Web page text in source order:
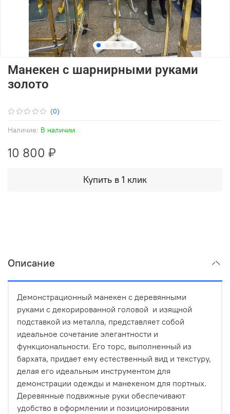
(0)
Наличие: В наличии
Манекен с шарнирными руками
золото
10 800 ₽
Купить в 1 клик
Описание
Демонстрационный манекен с деревянными
руками с декорированной головой и изящной
подставкой из металла, представляет собой
идеальное сочетание элегантности и
функциональности. Его торс, выполненный из
бархата, придает ему естественный вид и текстуру,
делая его идеальным инструментом для
демонстрации одежды и манекеном для портных.
Деревянные подвижные руки обеспечивают
удобство в оформлении и позиционировании